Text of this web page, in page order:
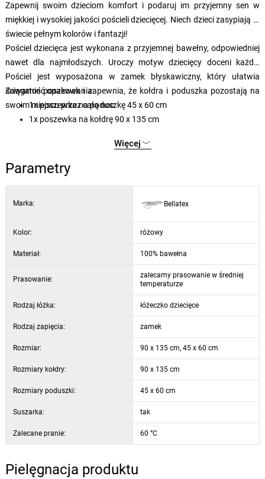
Zapewnij swoim dzieciom komfort i podaruj im przyjemny sen w
miękkiej i wysokiej jakości pościeli dziecięcej. Niech dzieci zasypiają w
świecie pełnym kolorów i fantazji!
Pościel dziecięca jest wykonana z przyjemnej bawełny, odpowiedniej
nawet dla najmłodszych. Uroczy motyw dziecięcy doceni każdy.
Pościel jest wyposażona w zamek błyskawiczny, który ułatwia
ściąganie poszewek i zapewnia, że kołdra i poduszka pozostają na
swoim miejscu przez całą noc.
Zawartość opakowania:
1x poszewka na poduszkę 45 x 60 cm
1x poszewka na kołdrę 90 x 135 cm
Więcej
Parametry
Marka: Bellatex
Kolor: różowy
Materiał: 100% bawełna
Prasowanie:
zalecamy prasowanie w średniej
temperaturze
Rodzaj łóżka: łóżeczko dziecięce
Rodzaj zapięcia: zamek
Rozmiar: 90 x 135 cm, 45 x 60 cm
Rozmiary kołdry: 90 x 135 cm
Rozmiary poduszki: 45 x 60 cm
Suszarka: tak
Zalecane pranie: 60 °C
Pielęgnacja produktu